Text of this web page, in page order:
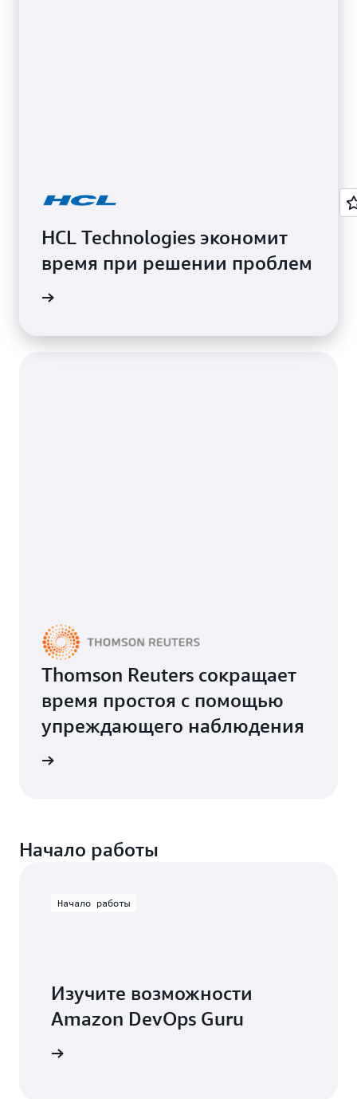
HCL Technologies экономит
время при решении проблем
Thomson Reuters сокращает
время простоя с помощью
упреждающего наблюдения
Начало работы
Начало работы
Изучите возможности
Amazon DevOps Guru